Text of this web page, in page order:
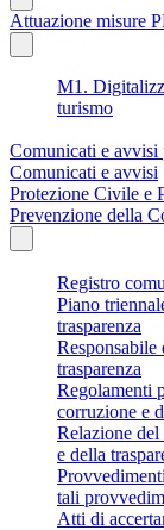
Attuazione misure
M1.
turismo
Comunicati e avvisi
Comunicati e avvisi
Protezione Civile e
Prevenzione della
Registro
Piano
trasparenza
Responsabile
trasparenza
Regolamenti
corruzione e
Relazione
e della
tali
Atti di